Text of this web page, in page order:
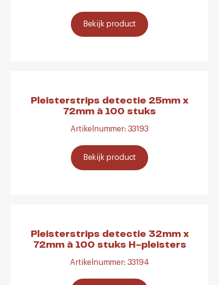
Bekijk product
Pleisterstrips detectie 25mm x
72mm à 100 stuks
Artikelnummer: 33193
Bekijk product
Pleisterstrips detectie 32mm x
72mm à 100 stuks H-pleisters
Artikelnummer: 33194